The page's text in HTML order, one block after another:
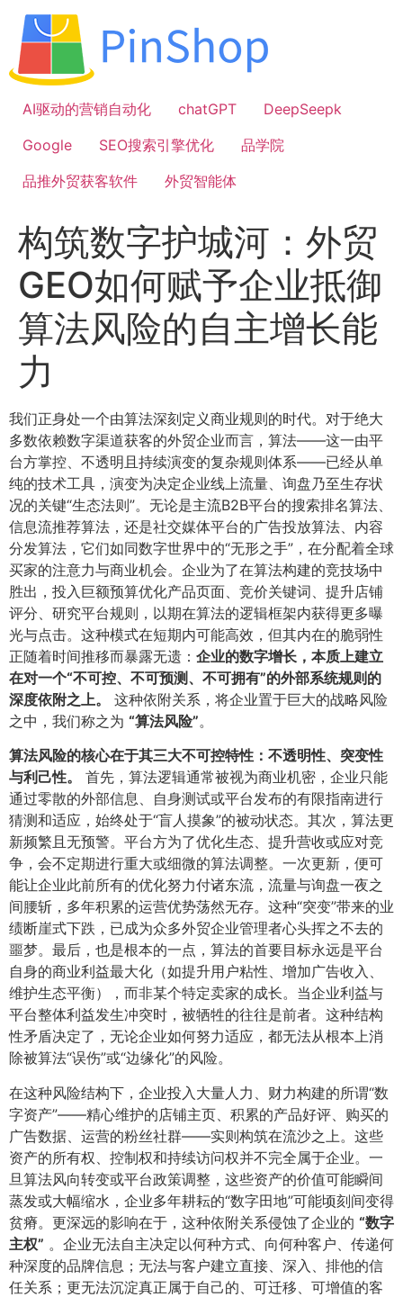
容
AI驱动的营销自动化
chatGPT
DeepSeepk
Google
SEO搜索引擎优化
品学院
品推外贸获客软件
外贸智能体
构筑数字护城河：外贸
GEO如何赋予企业抵御
算法风险的自主增长能
力
我们正身处一个由算法深刻定义商业规则的时代。对于绝大
多数依赖数字渠道获客的外贸企业而言，算法——这一由平
台方掌控、不透明且持续演变的复杂规则体系——已经从单
纯的技术工具，演变为决定企业线上流量、询盘乃至生存状
况的关键“生态法则”。无论是主流B2B平台的搜索排名算法、
信息流推荐算法，还是社交媒体平台的广告投放算法、内容
分发算法，它们如同数字世界中的“无形之手”，在分配着全球
买家的注意力与商业机会。企业为了在算法构建的竞技场中
胜出，投入巨额预算优化产品页面、竞价关键词、提升店铺
评分、研究平台规则，以期在算法的逻辑框架内获得更多曝
光与点击。这种模式在短期内可能高效，但其内在的脆弱性
正随着时间推移而暴露无遗：​ 企业的数字增长，本质上建立
在对一个“不可控、不可预测、不可拥有”的外部系统规则的
深度依附之上。​
这种依附关系，将企业置于巨大的战略风险
之中，我们称之为 ​“算法风险”​​。
算法风险的核心在于其三大不可控特性：不透明性、突变性
与利己性。​
首先，算法逻辑通常被视为商业机密，企业只能
通过零散的外部信息、自身测试或平台发布的有限指南进行
猜测和适应，始终处于“盲人摸象”的被动状态。其次，算法更
新频繁且无预警。平台方为了优化生态、提升营收或应对竞
争，会不定期进行重大或细微的算法调整。一次更新，便可
能让企业此前所有的优化努力付诸东流，流量与询盘一夜之
间腰斩，多年积累的运营优势荡然无存。这种“突变”带来的业
绩断崖式下跌，已成为众多外贸企业管理者心头挥之不去的
噩梦。最后，也是根本的一点，算法的首要目标永远是平台
自身的商业利益最大化（如提升用户粘性、增加广告收入、
维护生态平衡），而非某个特定卖家的成长。当企业利益与
平台整体利益发生冲突时，被牺牲的往往是前者。这种结构
性矛盾决定了，无论企业如何努力适应，都无法从根本上消
除被算法“误伤”或“边缘化”的风险。
在这种风险结构下，企业投入大量人力、财力构建的所谓“数
字资产”——精心维护的店铺主页、积累的产品好评、购买的
广告数据、运营的粉丝社群——实则构筑在流沙之上。这些
资产的所有权、控制权和持续访问权并不完全属于企业。一
旦算法风向转变或平台政策调整，这些资产的价值可能瞬间
蒸发或大幅缩水，企业多年耕耘的“数字田地”可能顷刻间变得
贫瘠。更深远的影响在于，这种依附关系侵蚀了企业的 ​“数字
主权”​ 。企业无法自主决定以何种方式、向何种客户、传递何
种深度的品牌信息；无法与客户建立直接、深入、排他的信
任关系；更无法沉淀真正属于自己的、可迁移、可增值的客